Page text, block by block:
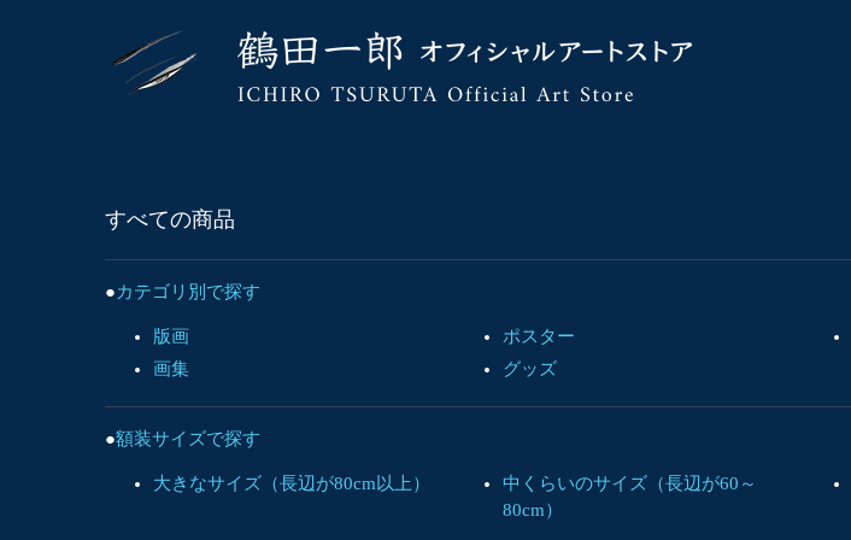
すべての商品
カテゴリ別で探す
版画 ポスター
画集
グッズ
額装サイズで探す
大きなサイズ（長辺が80cm以上）
中くらいのサイズ（長辺が60～
80cm）